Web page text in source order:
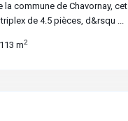
commune de Chavornay, cet
de 4.5 pièces, d&rsqu ...
113 m2